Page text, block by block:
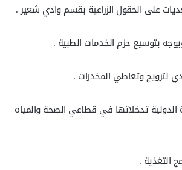
على الحقول الزراعية بقسم وادي شعير .
بتوسيع حزم الخدمات الطبية .
لترويج وتعاطي المخدرات .
تدخلاتها في قطاعي الصحة والمياه
التغذية .